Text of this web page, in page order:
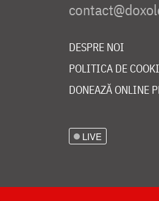
DESPRE NOI
POLITICA DE
DONEAZĂ ONLINE
LIVE